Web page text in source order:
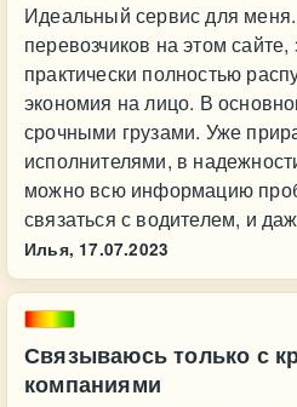
Идеальный сервис для
перевозчиков на этом сайте,
практически полностью
экономия на лицо. В
срочными грузами. Уже
исполнителями, в
можно всю информацию
связаться с водителем, и
Илья, 17.07.2023
Связываюсь только с
компаниями